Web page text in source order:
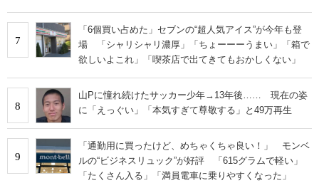
7
「6個買い占めた」セブンの“超人気アイス”が今年も登
場 「シャリシャリ濃厚」「ちょーーーうまい」「箱で
欲しいよこれ」「喫茶店で出てきてもおかしくない」
8
山Pに憧れ続けたサッカー少年→13年後…… 現在の姿
に「えっぐい」「本気すぎて尊敬する」と49万再生
9
「通勤用に買ったけど、めちゃくちゃ良い！」 モンベ
ルの“ビジネスリュック”が好評 「615グラムで軽い」
「たくさん入る」「満員電車に乗りやすくなった」